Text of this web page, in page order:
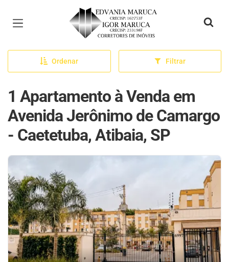
Página inicial
Ordenar Filtrar
1 Apartamento à Venda em
Avenida Jerônimo de Camargo
- Caetetuba, Atibaia, SP